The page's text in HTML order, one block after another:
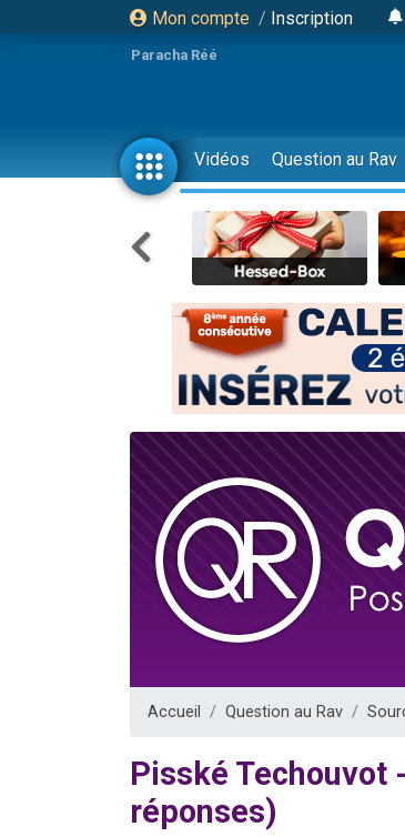
Mon compte / Inscription
Paracha Réé
Vidéos Question au Rav
Accueil Question au Rav
Pisské Techouvot
réponses)